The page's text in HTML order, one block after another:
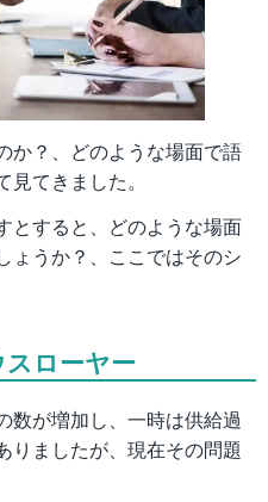
か？、どのような場面で語
てきました。
とすると、どのような場面
ょうか？、ここではそのシ
ローヤー
数が増加し、一時は供給過
りましたが、現在その問題